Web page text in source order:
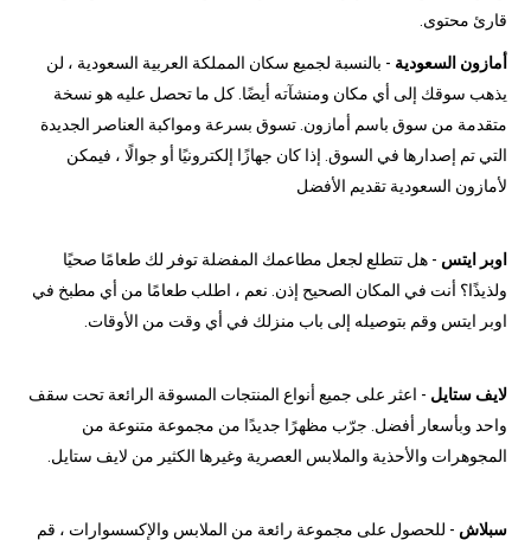
قارئ محتوى.
أمازون السعودية - بالنسبة لجميع سكان المملكة العربية السعودية ، لن
يذهب سوقك إلى أي مكان ومنشآته أيضًا. كل ما تحصل عليه هو نسخة
متقدمة من سوق باسم أمازون. تسوق بسرعة ومواكبة العناصر الجديدة
التي تم إصدارها في السوق. إذا كان جهازًا إلكترونيًا أو جوالًا ، فيمكن
لأمازون السعودية تقديم الأفضل
اوبر ايتس - هل تتطلع لجعل مطاعمك المفضلة توفر لك طعامًا صحيًا
ولذيذًا؟ أنت في المكان الصحيح إذن. نعم ، اطلب طعامًا من أي مطبخ في
اوبر ايتس وقم بتوصيله إلى باب منزلك في أي وقت من الأوقات.
لايف ستايل - اعثر على جميع أنواع المنتجات المسوقة الرائعة تحت سقف
واحد وبأسعار أفضل. جرّب مظهرًا جديدًا من مجموعة متنوعة من
المجوهرات والأحذية والملابس العصرية وغيرها الكثير من لايف ستايل.
سبلاش - للحصول على مجموعة رائعة من الملابس والإكسسوارات ، قم